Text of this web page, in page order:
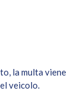
la multa viene
veicolo.